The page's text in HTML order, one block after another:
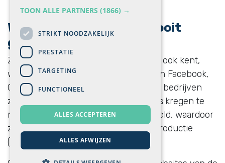
Welke bedrijven werden ooit
gehackt?
Zeer veel grote bedrijven die je zeker ook kent,
werden ooit al gehackt. Denk maar aan Facebook,
Coca Cola, Uber … Maar ook Belgische bedrijven
zoals
Sprimoglass kregen te
maken met cyberaanvallen voor losgeld, waardoor
ze ook genoodzaakt waren om hun productie
(grotendeels) stil te leggen.
TOON ALLE PARTNERS (1866) →
STRIKT NOODZAKELIJK
PRESTATIE
TARGETING
FUNCTIONEEL
ALLES ACCEPTEREN
ALLES AFWIJZEN